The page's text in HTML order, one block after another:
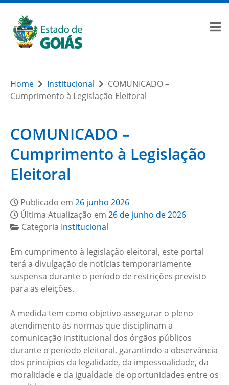
Home Institucional
COMUNICADO –
Cumprimento à Legislação Eleitoral
COMUNICADO –
Cumprimento à Legislação
Eleitoral
Publicado em 26 junho 2026
Última Atualização em 26 de junho de 2026
Categoria Institucional
Em cumprimento à legislação eleitoral, este portal
terá a divulgação de notícias temporariamente
suspensa durante o período de restrições previsto
para as eleições.
A medida tem como objetivo assegurar o pleno
atendimento às normas que disciplinam a
comunicação institucional dos órgãos públicos
durante o período eleitoral, garantindo a observância
dos princípios da legalidade, da impessoalidade, da
moralidade e da igualdade de oportunidades entre os